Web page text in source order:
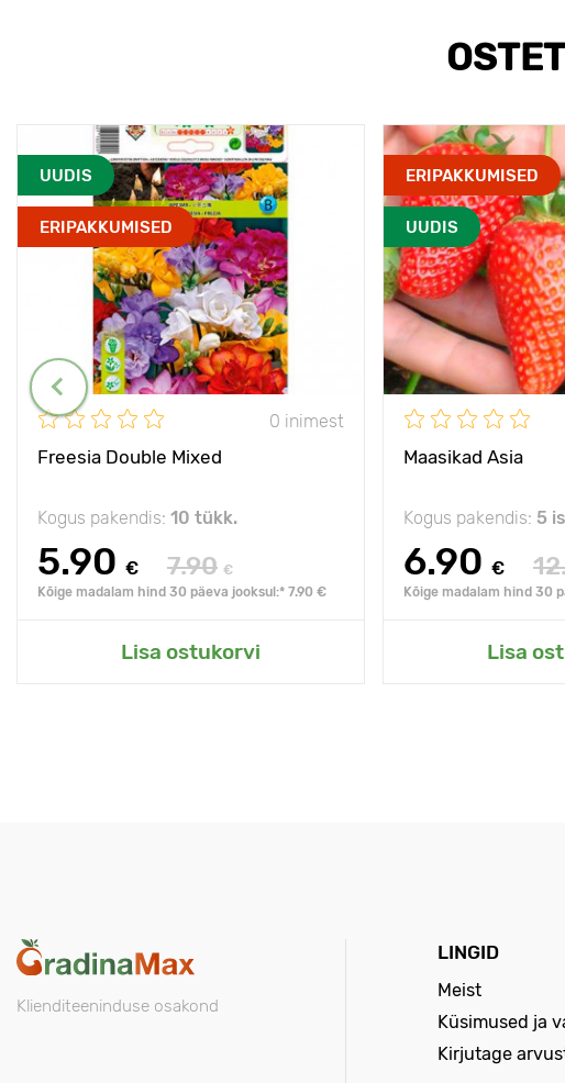
UUDIS
ERIPAKKUMISED
0 inimest
Freesia Double Mixed
Kogus pakendis: 10 tükk.
5.90 € 7.90 €
Kõige madalam hind 30 päeva jooksul:* 7.90 €
Lisa ostukorvi
ERIPAKKUMISED
UUDIS
Maasikad Asia
Kogus pakendis: 5
6.90 €
Kõige madalam hind 30
Lisa
Klienditeeninduse osakond
LINGID
Meist
Küsimused ja
Kirjutage